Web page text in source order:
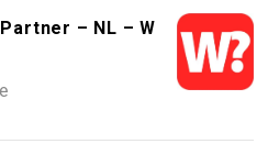
– NL – W